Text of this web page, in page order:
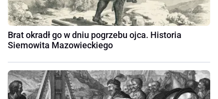
Brat okradł go w dniu pogrzebu ojca. Historia
Siemowita Mazowieckiego